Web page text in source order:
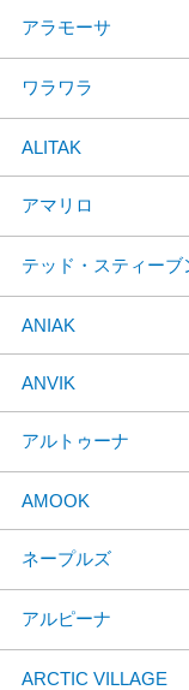
アラモーサ
ワラワラ
ALITAK
アマリロ
テッド・スティー
ANIAK
ANVIK
アルトゥーナ
AMOOK
ネープルズ
アルピーナ
ARCTIC VILLAGE